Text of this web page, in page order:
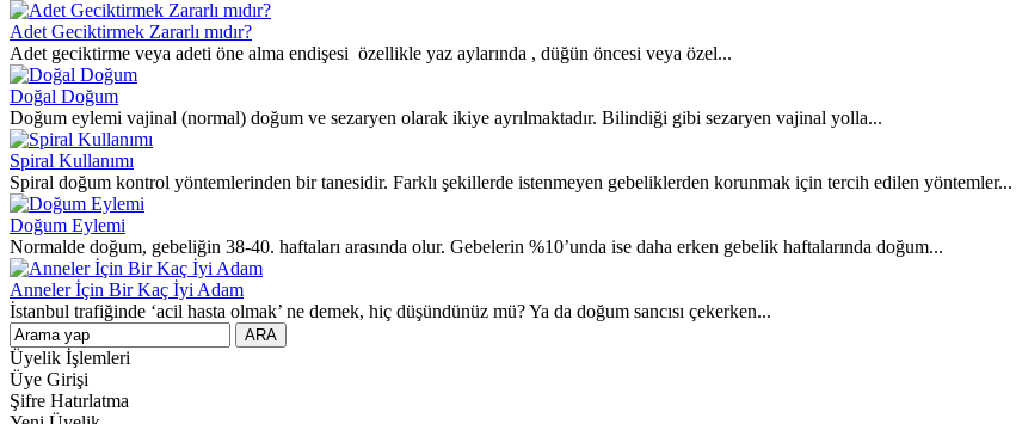
Adet Geciktirmek Zararlı mıdır?
Adet geciktirme veya adeti öne alma endişesi özellikle yaz aylarında , düğün öncesi veya özel...
Doğal Doğum
Doğum eylemi vajinal (normal) doğum ve sezaryen olarak ikiye ayrılmaktadır. Bilindiği gibi sezaryen vajinal yolla...
Spiral Kullanımı
Spiral doğum kontrol yöntemlerinden bir tanesidir. Farklı şekillerde istenmeyen gebeliklerden korunmak için tercih edilen yöntemler...
Doğum Eylemi
Normalde doğum, gebeliğin 38-40. haftaları arasında olur. Gebelerin %10’unda ise daha erken gebelik haftalarında doğum...
Anneler İçin Bir Kaç İyi Adam
İstanbul trafiğinde ‘acil hasta olmak’ ne demek, hiç düşündünüz mü? Ya da doğum sancısı çekerken...
Üyelik İşlemleri
Üye Girişi
Şifre Hatırlatma